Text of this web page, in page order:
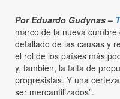
Por Eduardo Gudynas–
marco de la nueva
detallado de las causas y
el rol de los países más
y, también, la falta de
progresistas. Y una
ser mercantilizados”.